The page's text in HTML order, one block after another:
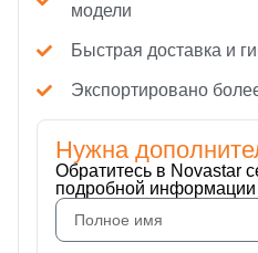
модели
Быстрая доставка и
Экспортировано
Нужна
Обратитесь в Novastar
подробной информации